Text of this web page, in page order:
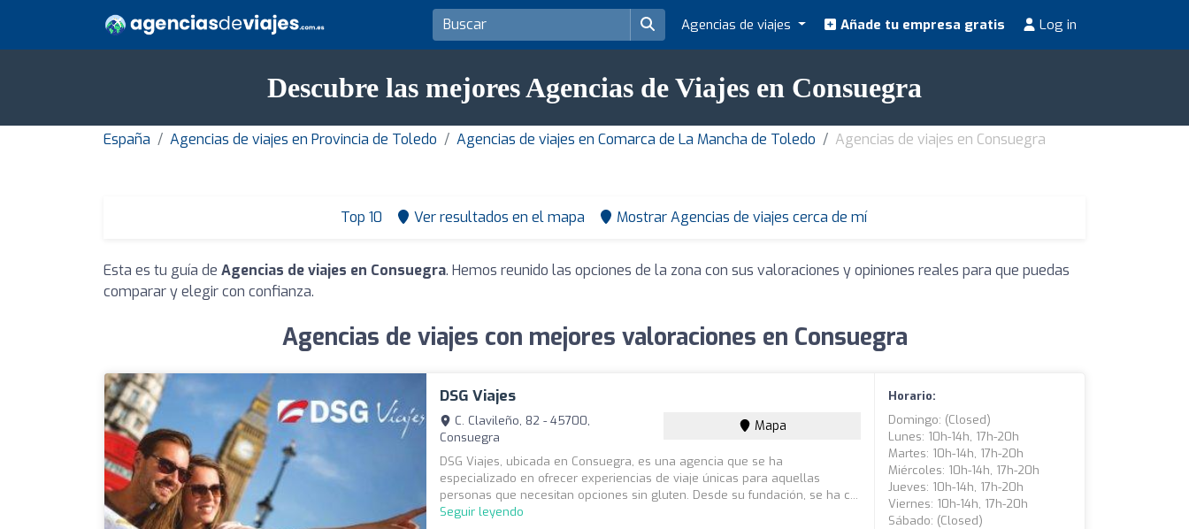
Agencias de viajes Añade tu empresa gratis Log in
Descubre las mejores Agencias de Viajes en Consuegra
España Agencias de viajes en Provincia de Toledo Agencias de viajes en Comarca de La Mancha de Toledo Agencias de viajes en Consuegra
Top 10 Ver resultados en el mapa Mostrar Agencias de viajes cerca de mí
Esta es tu guía de Agencias de viajes en Consuegra. Hemos reunido las opciones de la zona con sus valoraciones y opiniones reales para que puedas
comparar y elegir con confianza.
Agencias de viajes con mejores valoraciones en Consuegra
DSG Viajes
C. Clavileño, 82 - 45700,
Consuegra
Mapa
DSG Viajes, ubicada en Consuegra, es una agencia que se ha
especializado en ofrecer experiencias de viaje únicas para aquellas
personas que necesitan opciones sin gluten. Desde su fundación, se ha c...
Seguir leyendo
Horario:
Domingo: (closed)
Lunes: 10h-14h, 17h-20h
Martes: 10h-14h, 17h-20h
Miércoles: 10h-14h, 17h-20h
Jueves: 10h-14h, 17h-20h
Viernes: 10h-14h, 17h-20h
Sábado: (closed)